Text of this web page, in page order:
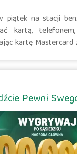
piątek na stacji
kartą,
kartę Mastercard
Pewni